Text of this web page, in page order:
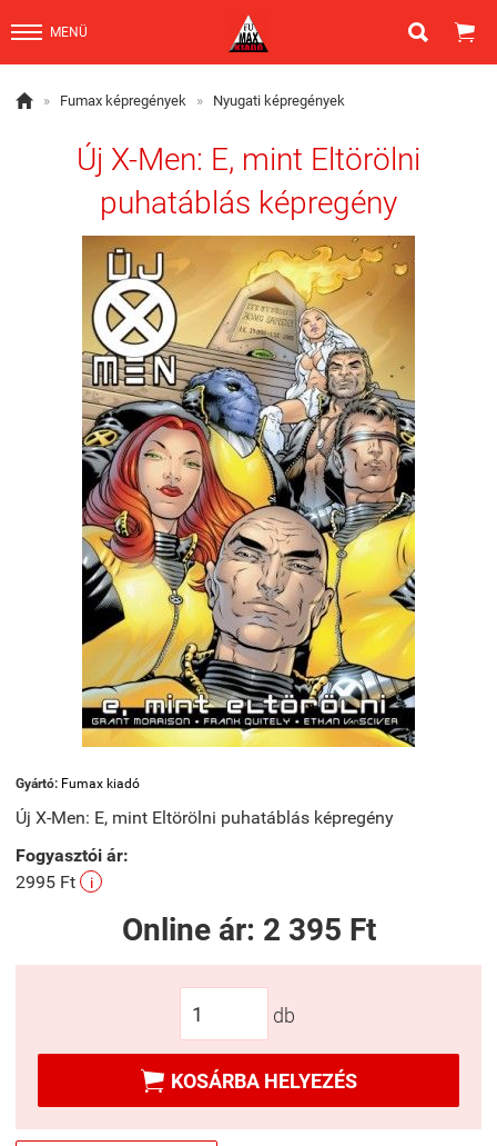
MENÜ  
 » Fumax képregények » Nyugati képregények
Új X-Men: E, mint Eltörölni
puhatáblás képregény
Gyártó: Fumax kiadó
Új X-Men: E, mint Eltörölni puhatáblás képregény
Fogyasztói ár:
2995 Ft
i
Online ár: 2 395 Ft
db
 KOSÁRBA HELYEZÉS